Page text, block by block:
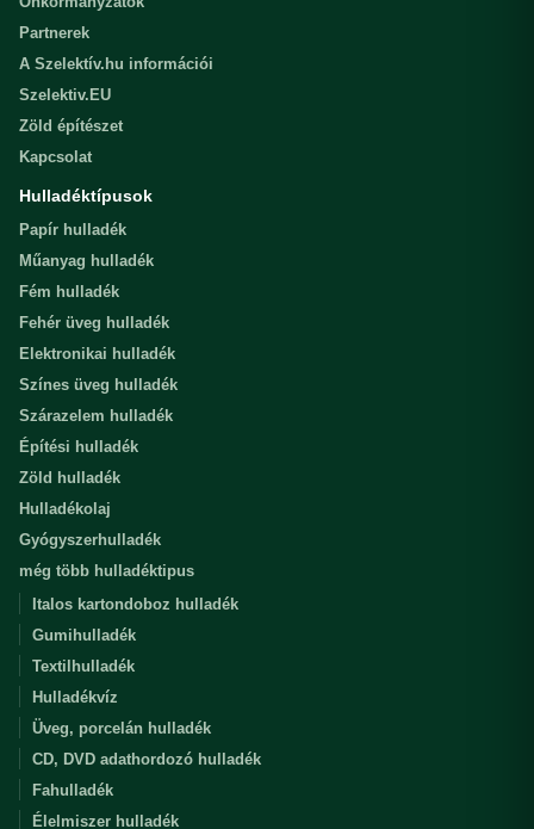
Partnerek
A Szelektív.hu információi
Szelektiv.EU
Zöld építészet
Kapcsolat
Hulladéktípusok
Papír hulladék
Műanyag hulladék
Fém hulladék
Fehér üveg hulladék
Elektronikai hulladék
Színes üveg hulladék
Szárazelem hulladék
Építési hulladék
Zöld hulladék
Hulladékolaj
Gyógyszerhulladék
még több hulladéktipus
Italos kartondoboz hulladék
Gumihulladék
Textilhulladék
Hulladékvíz
Üveg, porcelán hulladék
CD, DVD adathordozó hulladék
Fahulladék
Élelmiszer hulladék